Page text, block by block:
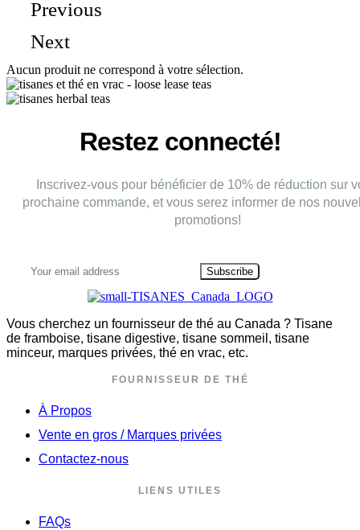
Previous
Next
Aucun produit ne correspond à votre sélection.
Restez connecté!
Inscrivez-vous pour bénéficier de 10% de réduction sur
prochaine commande, et vous serez informer de nos
promotions!
Subscribe
Vous cherchez un fournisseur de thé au Canada ? Tisane
de framboise, tisane digestive, tisane sommeil, tisane
minceur, marques privées, thé en vrac, etc.
FOURNISSEUR DE THÉ
À Propos
Vente en gros / Marques privées
Contactez-nous
LIENS UTILES
FAQs